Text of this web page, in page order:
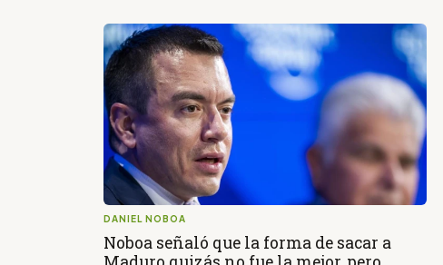
DANIEL NOBOA
Noboa señaló que la forma de sacar a